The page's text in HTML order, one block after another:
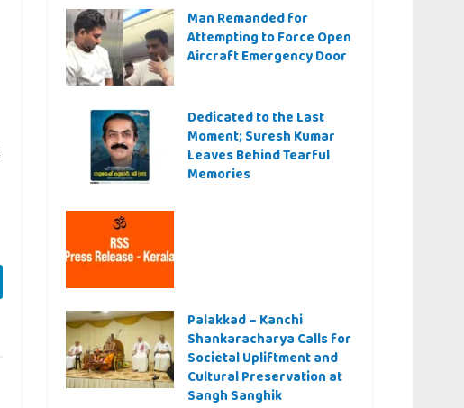
Man Remanded for
Attempting to Force Open
Aircraft Emergency Door
Dedicated to the Last
Moment; Suresh Kumar
Leaves Behind Tearful
Memories
Palakkad – Kanchi
Shankaracharya Calls for
Societal Upliftment and
Cultural Preservation at
Sangh Sanghik